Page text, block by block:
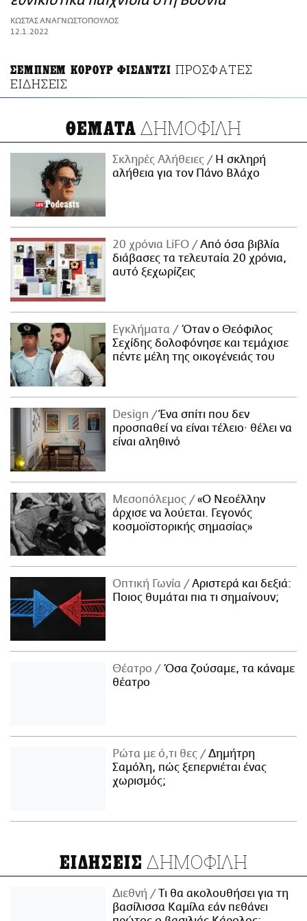
ΑΜΠΑ
PRINT
ΚΩΣΤΑΣ ΑΝΑΓΝΩΣΤΟΠΟΥΛΟΣ
12.1.2022
ΣΕΜΠΝΕΜ ΚΟΡΟΥΡ ΦΙΣΑΝΤΖΙ ΠΡΟΣΦΑΤΕΣ
ΕΙΔΗΣΕΙΣ
ΘΕΜΑΤΑ ΔΗΜΟΦΙΛΗ
Σκληρές Αλήθειες
H σκληρή
αλήθεια για τον Πάνο Βλάχο
20 χρόνια LiFO
Από όσα βιβλία
διάβασες τα τελευταία 20 χρόνια,
αυτό ξεχωρίζεις
Εγκλήματα
Όταν ο Θεόφιλος
Σεχίδης δολοφόνησε και τεμάχισε
πέντε μέλη της οικογένειάς του
Design
Ένα σπίτι που δεν
προσπαθεί να είναι τέλειο· θέλει να
είναι αληθινό
Μεσοπόλεμος
«Ο Νεοέλλην
άρχισε να λούεται. Γεγονός
κοσμοϊστορικής σημασίας»
Οπτική Γωνία
Αριστερά και δεξιά:
Ποιος θυμάται πια τι σημαίνουν;
Θέατρο
Όσα ζούσαμε, τα κάναμε
θέατρο
Ρώτα με ό,τι θες
Δημήτρη
Σαμόλη, πώς ξεπερνιέται ένας
χωρισμός;
ΕΙΔΗΣΕΙΣ ΔΗΜΟΦΙΛΗ
Διεθνή
Τι θα ακολουθήσει για τη
βασίλισσα Καμίλα εάν πεθάνει